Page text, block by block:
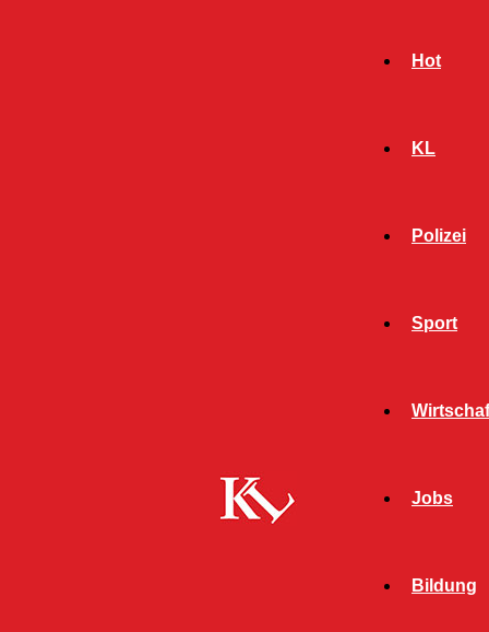
Hot
KL
Polizei
Sport
Jobs
Bildung